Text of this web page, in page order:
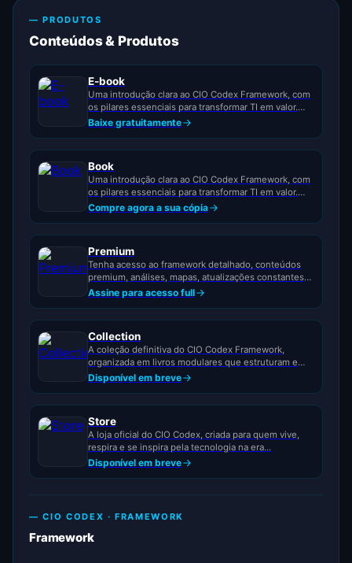
— PRODUTOS
Conteúdos & Produtos
E-book
Uma introdução clara ao CIO Codex Framework, com
os pilares essenciais para transformar TI em valor.
Ideal para...
Baixe gratuitamente
Book
Uma introdução clara ao CIO Codex Framework, com
os pilares essenciais para transformar TI em valor.
Ideal para...
Compre agora a sua cópia
Premium
Tenha acesso ao framework detalhado, conteúdos
premium, análises, mapas, atualizações constantes
e uma comunidade dedicada à evolução da...
Assine para acesso full
Collection
A coleção definitiva do CIO Codex Framework,
organizada em livros modulares que estruturam e
ativam a TI como...
Disponível em breve
Store
A loja oficial do CIO Codex, criada para quem vive,
respira e se inspira pela tecnologia na era...
Disponível em breve
— CIO CODEX · FRAMEWORK
Framework